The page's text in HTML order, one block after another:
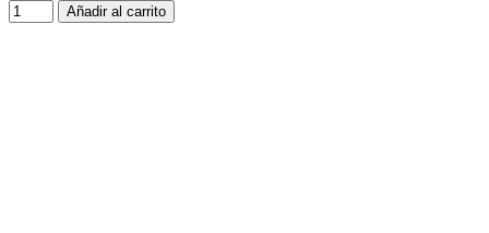
Añadir al carrito